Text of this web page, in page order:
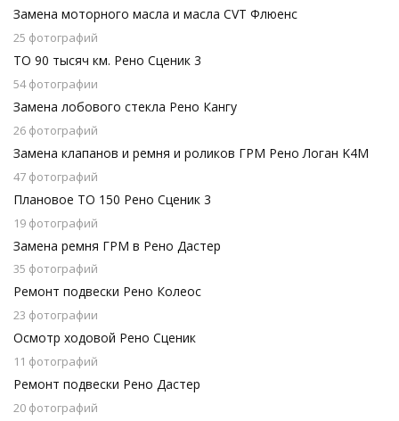
Замена моторного масла и масла CVT Флюенс
25 фотографий
ТО 90 тысяч км. Рено Сценик 3
54 фотографии
Замена лобового стекла Рено Кангу
26 фотографий
Замена клапанов и ремня и роликов ГРМ Рено Логан K4M
47 фотографий
Плановое ТО 150 Рено Сценик 3
19 фотографий
Замена ремня ГРМ в Рено Дастер
35 фотографий
Ремонт подвески Рено Колеос
23 фотографии
Осмотр ходовой Рено Сценик
11 фотографий
Ремонт подвески Рено Дастер
20 фотографий